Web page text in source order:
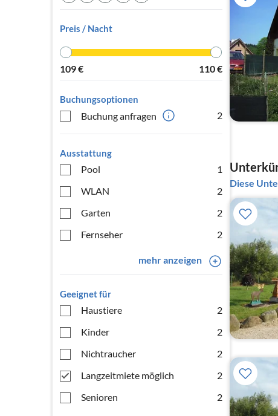
Preis / Nacht
109€ 110€
Buchungsoptionen
Buchung anfragen 2
Ausstattung
Pool
1
WLAN
2
Garten
2
Fernseher
2
mehr anzeigen
Geeignet für
Haustiere
2
Kinder
2
Nichtraucher
2
Langzeitmiete möglich
2
Senioren
2
Diese